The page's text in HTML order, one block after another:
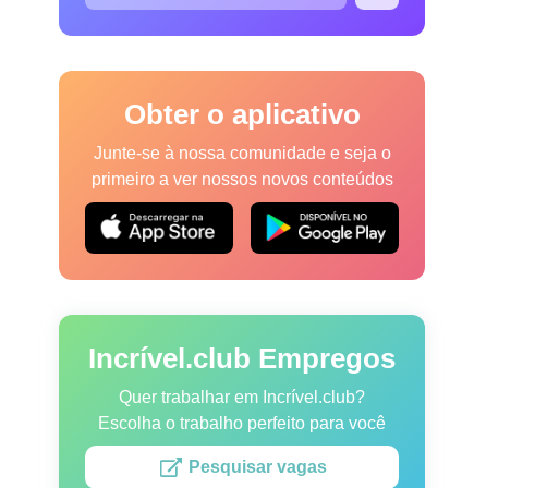
Obter o aplicativo
Junte-se à nossa comunidade e seja o
primeiro a ver nossos novos conteúdos
Incrível.club Empregos
Quer trabalhar em Incrível.club?
Escolha o trabalho perfeito para você
Pesquisar vagas
Política de Cookies Termos de Serviço
Mapa do site
de Incrível.club.